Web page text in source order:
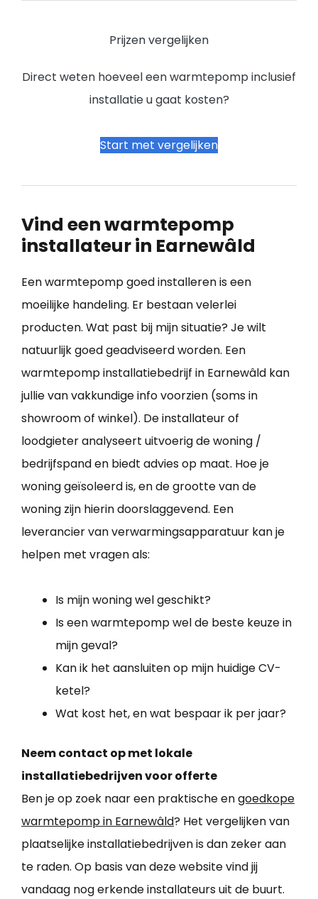
Prijzen vergelijken
Direct weten hoeveel een warmtepomp inclusief
installatie u gaat kosten?
Start met vergelijken
Vind een warmtepomp
installateur in Earnewâld
Een warmtepomp goed installeren is een
moeilijke handeling. Er bestaan velerlei
producten. Wat past bij mijn situatie? Je wilt
natuurlijk goed geadviseerd worden. Een
warmtepomp installatiebedrijf in Earnewâld kan
jullie van vakkundige info voorzien (soms in
showroom of winkel). De installateur of
loodgieter analyseert uitvoerig de woning /
bedrijfspand en biedt advies op maat. Hoe je
woning geïsoleerd is, en de grootte van de
woning zijn hierin doorslaggevend. Een
leverancier van verwarmingsapparatuur kan je
helpen met vragen als:
Is mijn woning wel geschikt?
Is een warmtepomp wel de beste keuze in
mijn geval?
Kan ik het aansluiten op mijn huidige CV-
ketel?
Wat kost het, en wat bespaar ik per jaar?
Neem contact op met lokale
installatiebedrijven voor offerte
Ben je op zoek naar een praktische engoedkope
warmtepomp in Earnewâld? Het vergelijken van
plaatselijke installatiebedrijven is dan zeker aan
te raden. Op basis van deze website vind jij
vandaag nog erkende installateurs uit de buurt.